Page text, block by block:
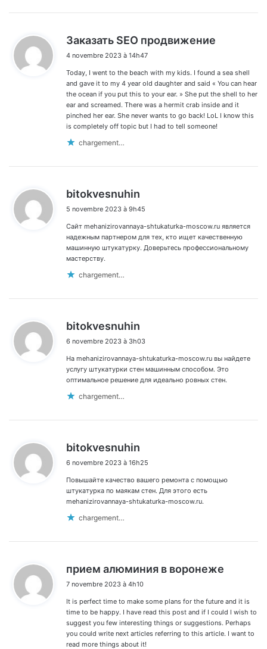
Заказать SEO продвижение
4 novembre 2023 à 14h47
Today, I went to the beach with my kids. I found a sea shell
and gave it to my 4 year old daughter and said « You can hear
the ocean if you put this to your ear. » She put the shell to her
ear and screamed. There was a hermit crab inside and it
pinched her ear. She never wants to go back! LoL I know this
is completely off topic but I had to tell someone!
chargement…
bitokvesnuhin
t
:
5 novembre 2023 à 9h45
Сайт mehanizirovannaya-shtukaturka-moscow.ru является
надежным партнером для тех, кто ищет качественную
машинную штукатурку. Доверьтесь профессиональному
мастерству.
chargement…
bitokvesnuhin
t
:
6 novembre 2023 à 3h03
На mehanizirovannaya-shtukaturka-moscow.ru вы найдете
услугу штукатурки стен машинным способом. Это
оптимальное решение для идеально ровных стен.
chargement…
bitokvesnuhin
t
:
6 novembre 2023 à 16h25
Повышайте качество вашего ремонта с помощью
штукатурка по маякам стен. Для этого есть
mehanizirovannaya-shtukaturka-moscow.ru.
chargement…
прием алюминия в воронеже
:
7 novembre 2023 à 4h10
It is perfect time to make some plans for the future and it is
time to be happy. I have read this post and if I could I wish to
suggest you few interesting things or suggestions. Perhaps
you could write next articles referring to this article. I want to
read more things about it!